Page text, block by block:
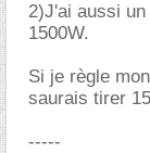
2)J'ai aussi
1500W.
Si je règle
saurais tirer
-----